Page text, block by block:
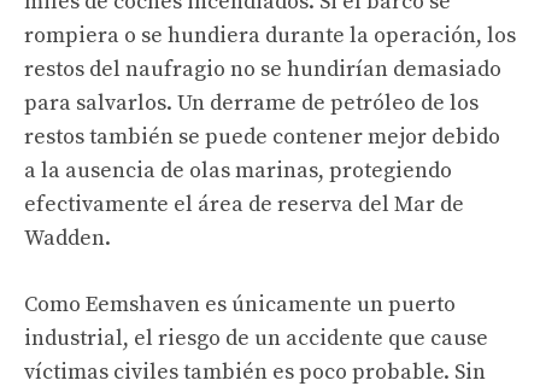
rompiera o se hundiera durante la operación, los
restos del naufragio no se hundirían demasiado
para salvarlos. Un derrame de petróleo de los
restos también se puede contener mejor debido
a la ausencia de olas marinas, protegiendo
efectivamente el área de reserva del Mar de
Wadden.
Como Eemshaven es únicamente un puerto
industrial, el riesgo de un accidente que cause
víctimas civiles también es poco probable. Sin